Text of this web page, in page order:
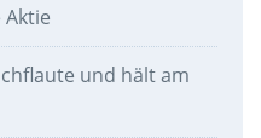
und hält am